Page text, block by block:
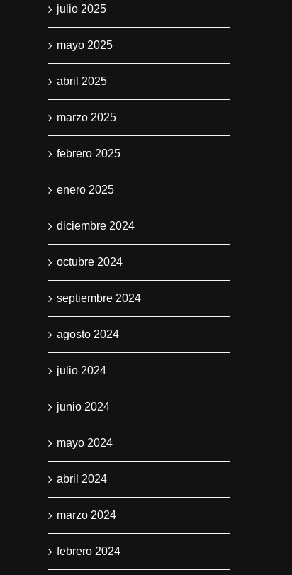
julio 2025
mayo 2025
abril 2025
marzo 2025
febrero 2025
enero 2025
diciembre 2024
octubre 2024
septiembre 2024
agosto 2024
julio 2024
junio 2024
mayo 2024
abril 2024
marzo 2024
febrero 2024